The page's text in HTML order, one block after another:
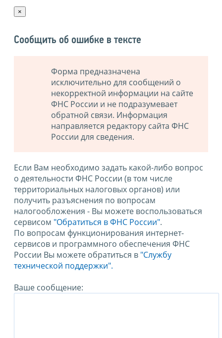
×
Сообщить об ошибке в тексте
Форма предназначена
исключительно для сообщений о
некорректной информации на сайте
ФНС России и не подразумевает
обратной связи. Информация
направляется редактору сайта ФНС
России для сведения.
Если Вам необходимо задать какой-либо вопрос
о деятельности ФНС России (в том числе
территориальных налоговых органов) или
получить разъяснения по вопросам
налогообложения - Вы можете воспользоваться
сервисом "Обратиться в ФНС России".
По вопросам функционирования интернет-
сервисов и программного обеспечения ФНС
России Вы можете обратиться в "Службу
технической поддержки".
Ваше сообщение: